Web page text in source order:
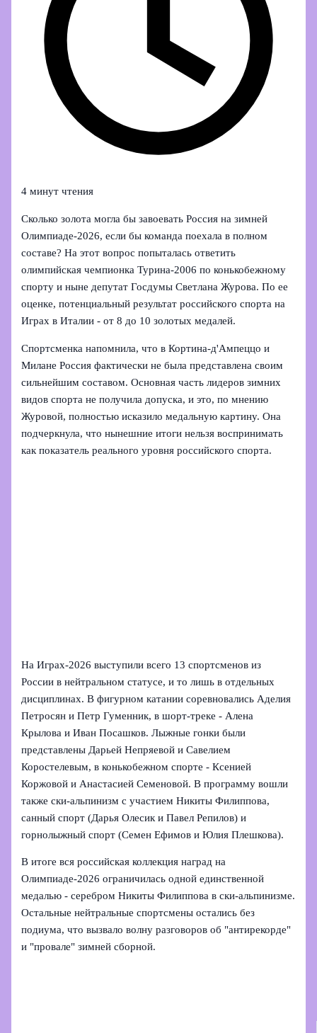
4 минут чтения
Сколько золота могла бы завоевать Россия на зимней
Олимпиаде‑2026, если бы команда поехала в полном
составе? На этот вопрос попыталась ответить
олимпийская чемпионка Турина‑2006 по конькобежному
спорту и ныне депутат Госдумы Светлана Журова. По ее
оценке, потенциальный результат российского спорта на
Играх в Италии - от 8 до 10 золотых медалей.
Спортсменка напомнила, что в Кортина‑д'Ампеццо и
Милане Россия фактически не была представлена своим
сильнейшим составом. Основная часть лидеров зимних
видов спорта не получила допуска, и это, по мнению
Журовой, полностью исказило медальную картину. Она
подчеркнула, что нынешние итоги нельзя воспринимать
как показатель реального уровня российского спорта.
На Играх‑2026 выступили всего 13 спортсменов из
России в нейтральном статусе, и то лишь в отдельных
дисциплинах. В фигурном катании соревновались Аделия
Петросян и Петр Гуменник, в шорт‑треке - Алена
Крылова и Иван Посашков. Лыжные гонки были
представлены Дарьей Непряевой и Савелием
Коростелевым, в конькобежном спорте - Ксенией
Коржовой и Анастасией Семеновой. В программу вошли
также ски‑альпинизм с участием Никиты Филиппова,
санный спорт (Дарья Олесик и Павел Репилов) и
горнолыжный спорт (Семен Ефимов и Юлия Плешкова).
В итоге вся российская коллекция наград на
Олимпиаде‑2026 ограничилась одной единственной
медалью - серебром Никиты Филиппова в ски‑альпинизме.
Остальные нейтральные спортсмены остались без
подиума, что вызвало волну разговоров об "антирекорде"
и "провале" зимней сборной.